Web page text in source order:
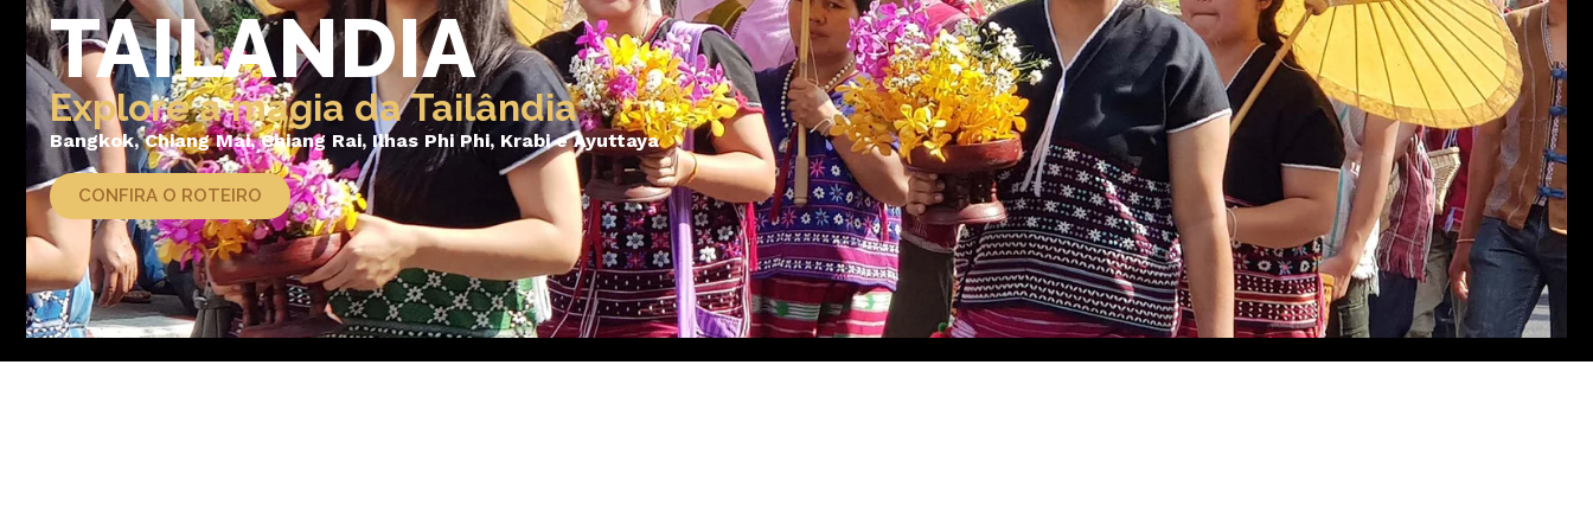
TAILANDIA
Explore a magia da Tailândia
Bangkok, Chiang Mai, Chiang Rai, Ilhas Phi Phi, Krabi e Ayuttaya
CONFIRA O ROTEIRO